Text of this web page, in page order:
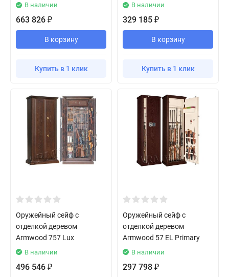
В наличии
663 826 ₽
В корзину
Купить в 1 клик
В наличии
329 185 ₽
В корзину
Купить в 1 клик
Оружейный сейф с
отделкой деревом
Armwood 757 Lux
В наличии
496 546 ₽
Оружейный сейф с
отделкой деревом
Armwood 57 EL Primary
В наличии
297 798 ₽